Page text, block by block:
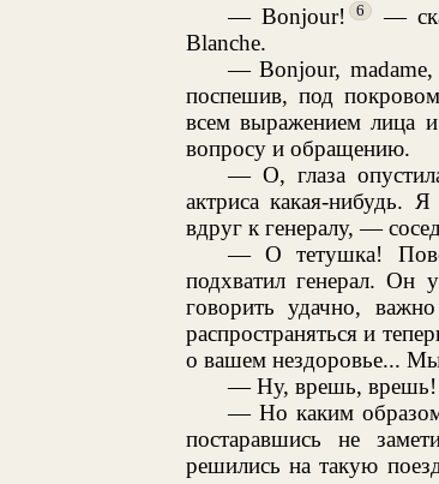
— Bonjour!
6
—
Blanche.
— Bonjour, madame,
поспешив, под
всем выражением лица
вопросу и обращению.
— О, глаза
актриса какая-нибудь.
вдруг к генералу, —
— О тетушка!
подхватил генерал. Он
говорить удачно,
распространяться и
о вашем нездоровье...
— Ну, врешь, врешь!
— Но каким
постаравшись не
решились на такую